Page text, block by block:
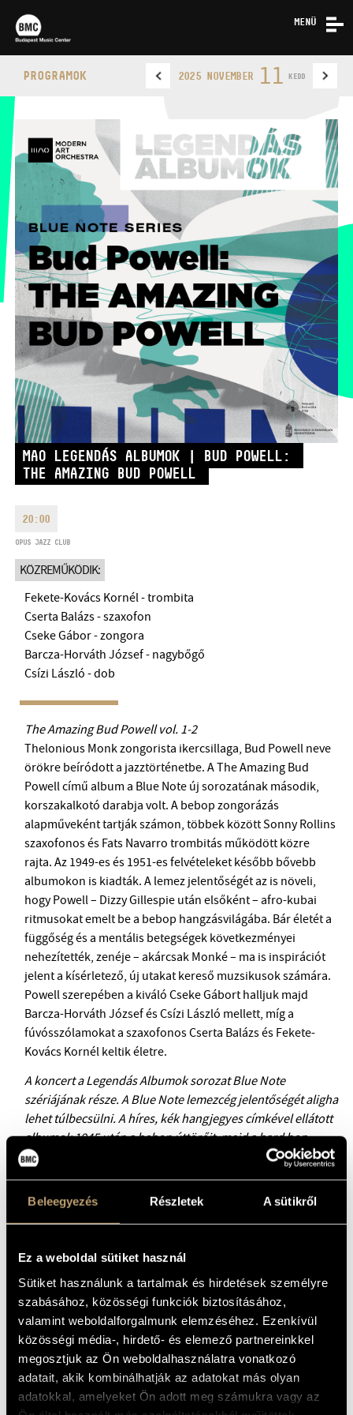
Beleegyezés Részletek A sütikről
Ez a weboldal sütiket használ
Sütiket használunk a tartalmak és hirdetések személyre
szabásához, közösségi funkciók biztosításához,
valamint weboldalforgalmunk elemzéséhez. Ezenkívül
közösségi média-, hirdető- és elemező partnereinkkel
megosztjuk az Ön weboldalhasználatra vonatkozó
adatait, akik kombinálhatják az adatokat más olyan
adatokkal, amelyeket Ön adott meg számukra vagy az
MENÜ
KAPCSOLAT
BUDAPEST MUSIC CENTER
TELEFON
FAX
EMAIL
info@bmc.hu
TELEFON
JEGYPÉNZTÁR
NYITVA TARTÁSA
HÉTFŐ:
09:00-18:00
KEDD:09:00-20:00
SZERDA-PÉNTEK:
09:00-22:00
10:00-22:00
VASÁRNAP:nyitás az előadás
kezdete előtt 2 órával
BMC HÁZ
OPUS JAZZ CLUB
BMC RECORDS
ZENEI INFORMÁCIÓS KÖZPONT ÉS KÖNYVTÁR
BMC NEMZETKÖZI CIMBALOMVERSENY 2019
PROGRAMOK 2025 NOVEMBER 11 KEDD
MAO LEGENDÁS ALBUMOK | BUD POWELL:
THE AMAZING BUD POWELL
20:00
OPUS JAZZ CLUB
KÖZREMŰKÖDIK:
Fekete-Kovács Kornél - trombita
Cserta Balázs - szaxofon
Cseke Gábor - zongora
Barcza-Horváth József - nagybőgő
Csízi László - dob
The Amazing Bud Powell vol. 1-2
Thelonious Monk zongorista ikercsillaga, Bud Powell neve
örökre beíródott a jazztörténetbe. A The Amazing Bud
Powell című album a Blue Note új sorozatának második,
korszakalkotó darabja volt. A bebop zongorázás
alapműveként tartják számon, többek között Sonny Rollins
szaxofonos és Fats Navarro trombitás működött közre
rajta. Az 1949-es és 1951-es felvételeket később bővebb
albumokon is kiadták. A lemez jelentőségét az is növeli,
hogy Powell – Dizzy Gillespie után elsőként – afro-kubai
ritmusokat emelt be a bebop hangzásvilágába. Bár életét a
függőség és a mentális betegségek következményei
nehezítették, zenéje – akárcsak Monké – ma is inspirációt
jelent a kísérletező, új utakat kereső muzsikusok számára.
Powell szerepében a kiváló Cseke Gábort halljuk majd
Barcza-Horváth József és Csízi László mellett, míg a
fúvósszólamokat a szaxofonos Cserta Balázs és Fekete-
Kovács Kornél keltik életre.
A koncert a Legendás Albumok sorozat Blue Note
szériájának része. A Blue Note lemezcég jelentőségét aligha
lehet túlbecsülni. A híres, kék hangjegyes címkével ellátott
albumok 1945 után a bebop úttörőit, majd a hard bop
korszak meghatározó kiszenekari felvételeit rögzítették –
ezek a jazz örök csúcspontjaivá váltak. A Modern Art
Orchestra szólistái az első nagy korszak felvételeiből
kiindulva idézik meg újra a kék-fehér címkés lemezeken
A Legendás Albumok sorozat koncertjein a jazztörténet
szempontjából különösen jelentős lemezek anyagait
hallhatjuk a Modern Art Orchestra előadásában. A
koncertekkel a zenészek nem csupán tiszteletüket fejezik ki
a jazzlegendák és műveik iránt – a Legendás Albumok
mögötti műhelymunka fejlődési folyamat is egyben. A MAO